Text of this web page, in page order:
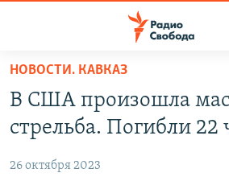
упрощенного
доступа
основному
ПОДКАСТЫ
АВТОРСКИЕ ПРОЕКТЫ
ЦИТАТЫ СВОБОДЫ
НОВОСТИ. КАВКАЗ
В США произошла
стрельба. Погибли 22
26 октября 2023